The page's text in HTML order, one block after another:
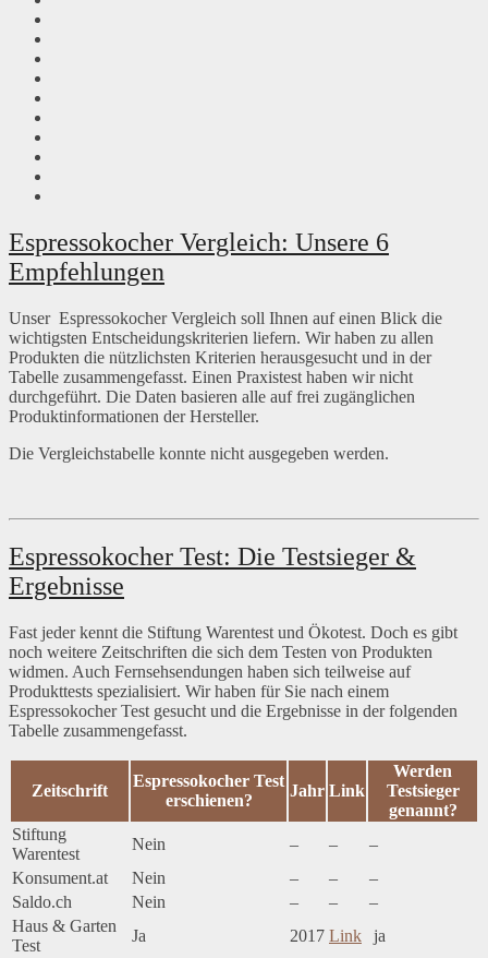
Espressokocher Vergleich: Unsere 6
Empfehlungen
Unser Espressokocher Vergleich soll Ihnen auf einen Blick die
wichtigsten Entscheidungskriterien liefern. Wir haben zu allen
Produkten die nützlichsten Kriterien herausgesucht und in der
Tabelle zusammengefasst. Einen Praxistest haben wir nicht
durchgeführt. Die Daten basieren alle auf frei zugänglichen
Produktinformationen der Hersteller.
Die Vergleichstabelle konnte nicht ausgegeben werden.
Espressokocher Test: Die Testsieger &
Ergebnisse
Fast jeder kennt die Stiftung Warentest und Ökotest. Doch es gibt
noch weitere Zeitschriften die sich dem Testen von Produkten
widmen. Auch Fernsehsendungen haben sich teilweise auf
Produkttests spezialisiert. Wir haben für Sie nach einem
Espressokocher Test gesucht und die Ergebnisse in der folgenden
Tabelle zusammengefasst.
Zeitschrift
Espressokocher Test
erschienen?
Jahr Link
Werden
Testsieger
genannt?
Stiftung
Warentest
Nein – –
–
Konsument.at
Nein – –
–
Saldo.ch
Nein – –
–
Haus & Garten
Test
Ja 2017 Link
ja